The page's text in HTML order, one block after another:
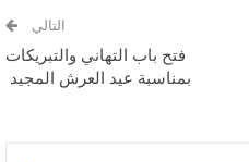
التالي
فتح باب التهاني والتبريكات
بمناسبة عيد العرش المجيد